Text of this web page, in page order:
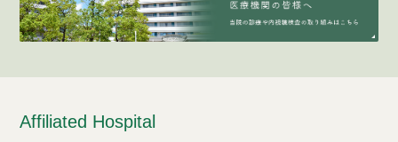
Affiliated Hospital